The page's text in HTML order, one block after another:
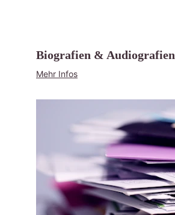
Biografien & Audiografien
Mehr Infos